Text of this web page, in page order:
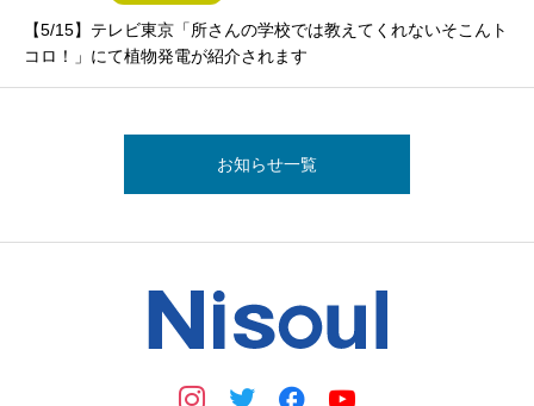
【5/15】テレビ東京「所さんの学校では教えてくれないそこんト
コロ！」にて植物発電が紹介されます
お知らせ一覧